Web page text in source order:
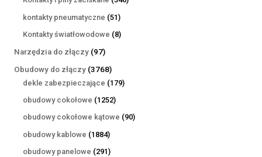
kontakty pneumatyczne 5151
produktów
Kontakty światłowodowe 88
Narzędzia do złączy 9797
produktów
Obudowy do złączy 37683768
produktów
dekle zabezpieczające 179179
obudowy cokołowe 12521252
produkty
obudowy cokołowe kątowe 9090
obudowy kablowe 18841884
produkty
obudowy panelowe 291291